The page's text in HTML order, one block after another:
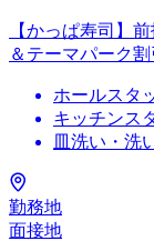
【かっぱ寿司】
＆テーマパーク
ホールスタ
キッチンス
皿洗い・洗
勤務地
面接地